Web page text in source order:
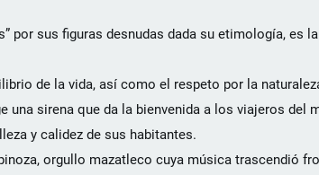
por sus figuras desnudas dada su etimología, es
de la vida, así como el respeto por la
una sirena que da la bienvenida a los viajeros del
y calidez de sus habitantes.
orgullo mazatleco cuya música trascendió